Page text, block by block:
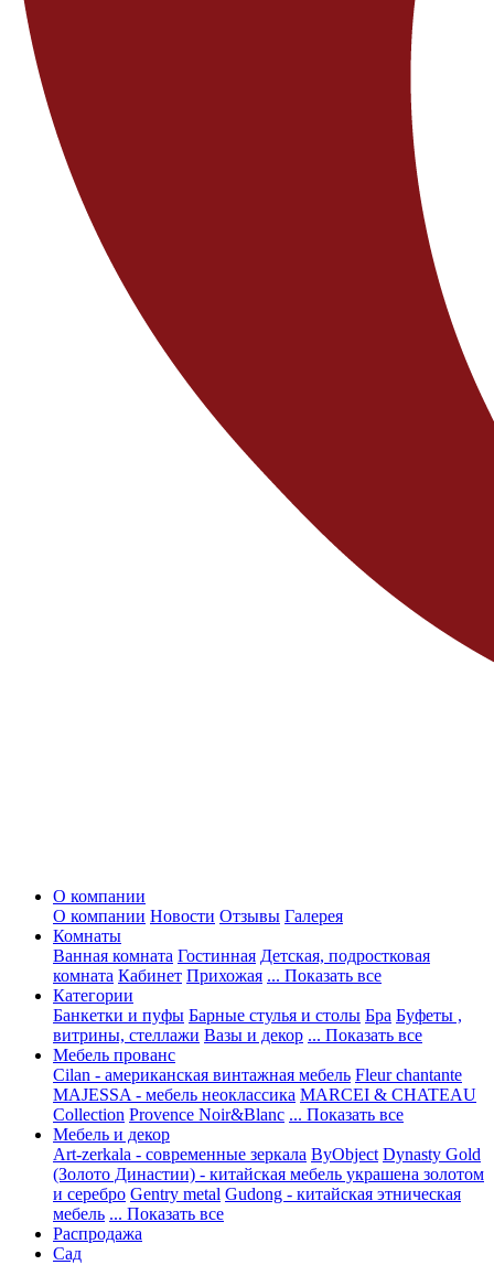
О компании
О компании Новости Отзывы Галерея
Комнаты
Ванная комната Гостинная Детская, подростковая
комната Кабинет Прихожая ... Показать все
Категории
Банкетки и пуфы Барные стулья и столы Бра Буфеты ,
витрины, стеллажи Вазы и декор ... Показать все
Мебель прованс
Cilan - американская винтажная мебель Fleur chantante
MAJESSA - мебель неоклассика MARCEI & CHATEAU
Collection Provence Noir&Blanc ... Показать все
Мебель и декор
Art-zerkala - современные зеркала ByObject Dynasty Gold
(Золото Династии) - китайская мебель украшена золотом
и серебро Gentry metal Gudong - китайская этническая
мебель ... Показать все
Распродажа
Сад